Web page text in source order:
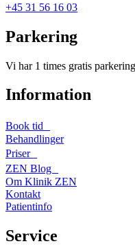
+45 31 56 16 03
Parkering
Vi har 1 times gratis
Information
Book tid
Behandlinger
Priser
ZEN Blog
Om Klinik ZEN
Kontakt
Patientinfo
Service